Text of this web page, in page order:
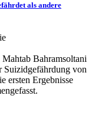
als andere
Bahramsoltani
Suizidgefährdung von
ersten Ergebnisse